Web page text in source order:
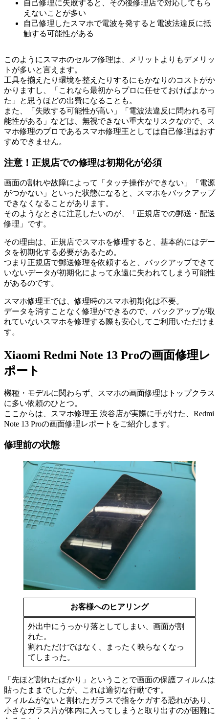
自己修理に失敗すると、その後修理店で対応してもら
えないことが多い
自己修理したスマホで電波を発すると電波法違反に抵
触する可能性がある
このようにスマホのセルフ修理は、メリットよりもデメリッ
トが多いと言えます。
工具を揃えたり環境を整えたりするにもかなりのコストがか
かりますし、「これなら最初からプロに任せておけばよかっ
た」と思うほどの出費になることも。
また、「失敗する可能性が高い」「電波法違反に問われる可
能性がある」などは、無視できない重大なリスクなので、ス
マホ修理のプロであるスマホ修理王としては自己修理はおす
すめできません。
注意！正規店での修理は初期化が必須
画面の割れや故障によって「タッチ操作ができない」「電源
がつかない」といった状態になると、スマホをバックアップ
できなくなることがあります。
そのようなときに注意したいのが、「正規店での郵送・配送
修理」です。
その理由は、正規店でスマホを修理すると、基本的にはデー
タを初期化する必要があるため。
つまり正規店で郵送修理を依頼すると、バックアップできて
いないデータが初期化によって永遠に失われてしまう可能性
があるのです。
スマホ修理王では、修理時のスマホ初期化は不要。
データを消すことなく修理ができるので、バックアップが取
れていないスマホを修理する際も安心してご利用いただけま
す。
Xiaomi Redmi Note 13 Proの画面修理レ
ポート
機種・モデルに関わらず、スマホの画面修理はトップクラス
に多い依頼のひとつ。
ここからは、スマホ修理王 渋谷店が実際に手がけた、Redmi
Note 13 Proの画面修理レポートをご紹介します。
修理前の状態
お客様へのヒアリング
外出中にうっかり落としてしまい、画面が割
れた。
割れただけではなく、まったく映らなくなっ
てしまった。
「先ほど割れたばかり」ということで画面の保護フィルムは
貼ったままでしたが、これは適切な行動です。
フィルムがないと割れたガラスで指をケガする恐れがあり、
小さなガラス片が体内に入ってしまうと取り出すのが困難に